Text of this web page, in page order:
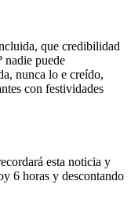
que credibilidad
nadie puede
nunca lo e creído,
con festividades
esta noticia y
6 horas y descontando